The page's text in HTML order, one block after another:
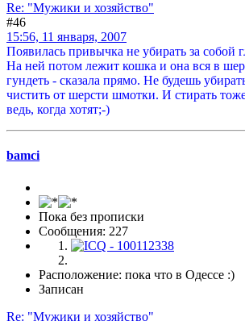
Re: "Мужики и хозяйство"
#46
15:56, 11 января, 2007
Появилась привычка не убирать за собой
На ней потом лежит кошка и она вся в
гундеть - сказала прямо. Не будешь
чистить от шерсти шмотки. И стирать
ведь, когда хотят;-)
bamci
Пока без прописки
Сообщения: 227
Расположение: пока что в Одессе :)
Записан
Re: "Мужики и хозяйство"